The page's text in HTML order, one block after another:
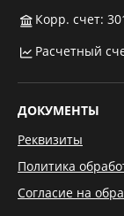
Корр. счет:
Расчетный
ДОКУМЕНТЫ
Реквизиты
Политика
Согласие на